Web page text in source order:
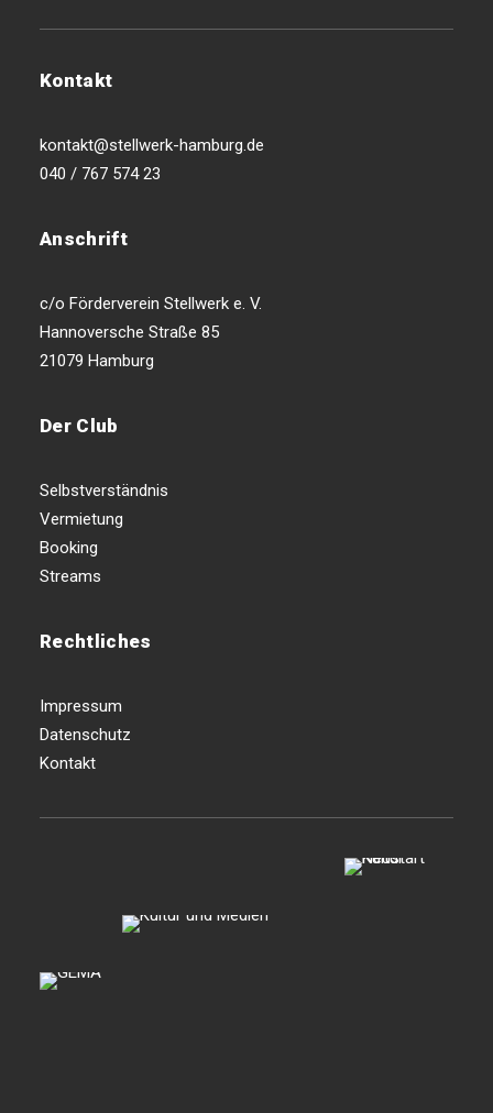
Kontakt
kontakt@stellwerk-hamburg.de
040 / 767 574 23
Anschrift
c/o Förderverein Stellwerk e. V.
Hannoversche Straße 85
21079 Hamburg
Der Club
Selbstverständnis
Vermietung
Booking
Streams
Rechtliches
Impressum
Datenschutz
Kontakt